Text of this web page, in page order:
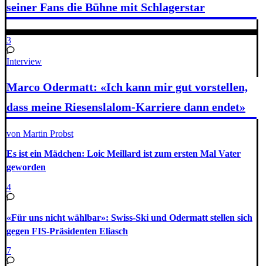
seiner Fans die Bühne mit Schlagerstar
3
Interview
Marco Odermatt: «Ich kann mir gut vorstellen,
dass meine Riesenslalom-Karriere dann endet»
von Martin Probst
Es ist ein Mädchen: Loic Meillard ist zum ersten Mal Vater
geworden
4
«Für uns nicht wählbar»: Swiss-Ski und Odermatt stellen sich
gegen FIS-Präsidenten Eliasch
7